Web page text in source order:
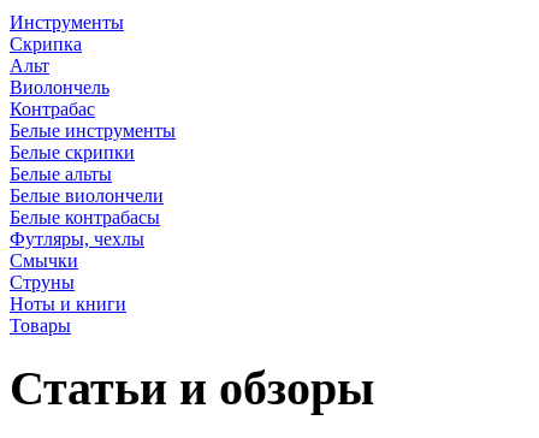
Инструменты
Скрипка
Альт
Виолончель
Контрабас
Белые инструменты
Белые скрипки
Белые альты
Белые виолончели
Белые контрабасы
Футляры, чехлы
Смычки
Струны
Ноты и книги
Товары
Статьи и обзоры